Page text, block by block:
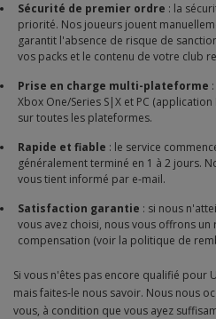
Sécurité de premier ordre : la
priorité. Nos joueurs jouent
garantit l'absence de risque de
vos packs et le contenu de votre club
Prise en charge multi-plateforme
Xbox One/Series S|X et PC
sur toutes les plateformes.
Rapide et fiable : le service
généralement terminé en 1 à 2 jours.
vous tient informé par e-mail.
Satisfaction garantie : si nous
vous avez choisi, nous vous offrons
compensation (voir la politique de
Si vous n'êtes pas encore qualifié pour
mais faites-le nous savoir. Nous nous
vous, à condition que vous ayez